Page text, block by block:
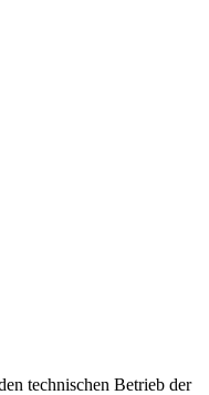
technischen Betrieb der